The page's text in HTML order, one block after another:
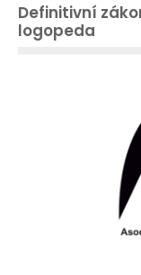
Definitivní
logopeda